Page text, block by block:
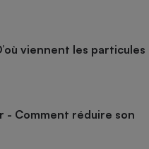
viennent les particules
- Comment réduire son